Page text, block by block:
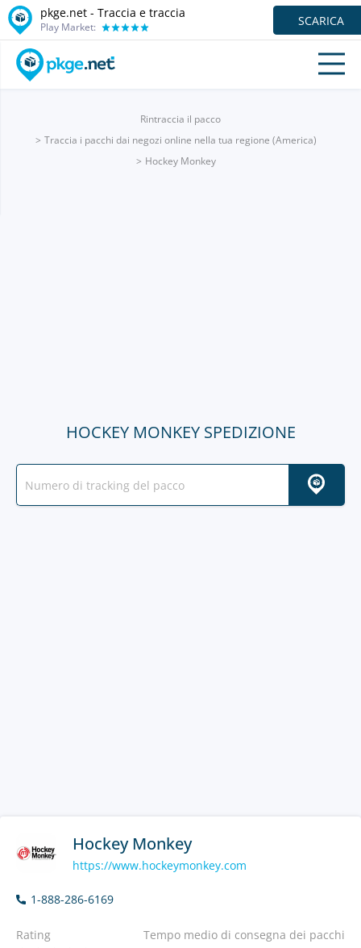
pkge.net - Traccia e traccia
Play Market: SCARICA
Rintraccia il pacco
Traccia i pacchi dai negozi online nella tua regione (America)
Hockey Monkey
HOCKEY MONKEY SPEDIZIONE
Hockey Monkey
https://www.hockeymonkey.com
1-888-286-6169
Rating Tempo medio di consegna dei pacchi